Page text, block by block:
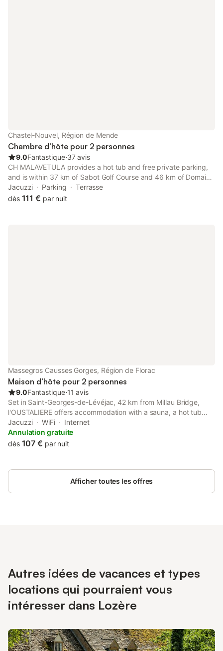
Chastel-Nouvel, Région de Mende
Chambre d’hôte pour 2 personnes
9.0Fantastique⋅37 avis
CH MALAVETULA provides a hot tub and free private parking,
and is within 37 km of Sabot Golf Course and 46 km of Domaine
de Barres Golf Course. This bed and breakfast offers a garden
as well as a terrace.
Jacuzzi Parking
Terrasse
dès 111 € par nuit
Massegros Causses Gorges, Région de Florac
Maison d’hôte pour 2 personnes
9.0Fantastique⋅11 avis
Set in Saint-Georges-de-Lévéjac, 42 km from Millau Bridge,
l'OUSTALIERE offers accommodation with a sauna, a hot tub
and spa facilities. Featuring a shared kitchen, this property also
provides guests with a picnic area.
Jacuzzi WiFi
Internet
Annulation gratuite
dès 107 € par nuit
Afficher toutes les offres
Autres idées de vacances et types
locations qui pourraient vous
intéresser dans Lozère